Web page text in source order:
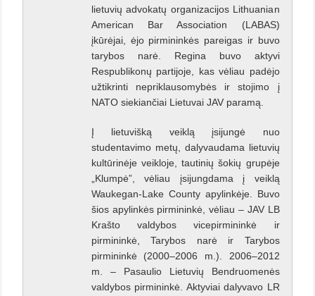
lietuvių advokatų organizacijos Lithuanian
American Bar Association (LABAS)
įkūrėjai, ėjo pirmininkės pareigas ir buvo
tarybos narė. Regina buvo aktyvi
Respublikonų partijoje, kas vėliau padėjo
užtikrinti nepriklausomybės ir stojimo į
NATO siekiančiai Lietuvai JAV paramą.
Į lietuvišką veiklą įsijungė nuo
studentavimo metų, dalyvaudama lietuvių
kultūrinėje veikloje, tautinių šokių grupėje
„Klumpė”, vėliau įsijungdama į veiklą
Waukegan-Lake County apylinkėje. Buvo
šios apylinkės pirmininkė, vėliau – JAV LB
Krašto valdybos vicepirmininkė ir
pirmininkė, Tarybos narė ir Tarybos
pirmininkė (2000–2006 m.). 2006–2012
m. – Pasaulio Lietuvių Bendruomenės
valdybos pirmininkė. Aktyviai dalyvavo LR